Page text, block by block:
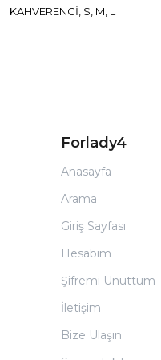
KAHVERENGİ, S, M, L
Forlady4
Anasayfa
Arama
Giriş Sayfası
Hesabım
Şifremi Unuttum
İletişim
Bize Ulaşın